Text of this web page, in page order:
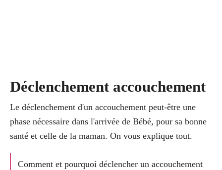
Déclenchement accouchement
Le déclenchement d'un accouchement peut-être une
phase nécessaire dans l'arrivée de Bébé, pour sa bonne
santé et celle de la maman. On vous explique tout.
Comment et pourquoi déclencher un accouchement